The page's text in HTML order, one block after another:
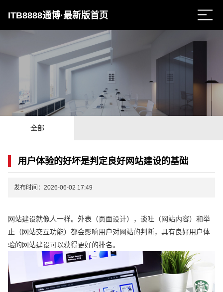
ITB8888通博·最新版首页
全部
用户体验的好坏是判定良好网站建设的基础
发布时间：2026-06-02 17:49
网站建设就像人一样。外表（页面设计），谈吐（网站内容）和举
止（网站交互功能）都会影响用户对网站的判断，具有良好用户体
验的网站建设可以获得更好的排名。